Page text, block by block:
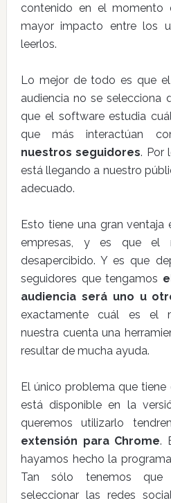
contenido en el
mayor impacto entre los
leerlos.
Lo mejor de todo es que
audiencia no se selecciona
que el software estudia
que más interactúan
nuestros seguidores. Por
está llegando a nuestro
adecuado.
Esto tiene una gran ventaja
empresas, y es que el
desapercibido. Y es que
seguidores que tengamos
audiencia será uno u
exactamente cuál es el
nuestra cuenta una
resultar de mucha ayuda.
El único problema que
está disponible en la
queremos utilizarlo
extensión para Chrome.
hayamos hecho la
Tan sólo tenemos que
seleccionar las redes